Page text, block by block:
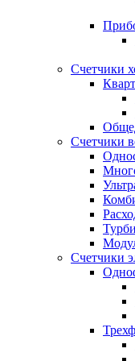
Счетчики
Счетчики
Счетчики